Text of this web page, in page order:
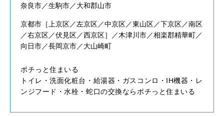
奈良市／生駒市／大和郡山市
京都市［上京区／左京区／中京区／東山区／下京区／南区
／右京区／伏見区／西京区］／木津川市／相楽郡精華町／
向日市／長岡京市／大山崎町
ポチっと住まいる
トイレ・洗面化粧台・給湯器・ガスコンロ・IH機器・レ
ンジフード・水栓・蛇口の交換ならポチっと住まいる